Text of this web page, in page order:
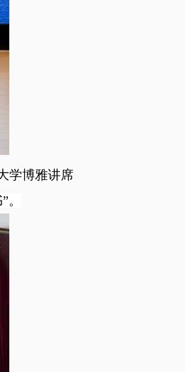
学博雅讲席